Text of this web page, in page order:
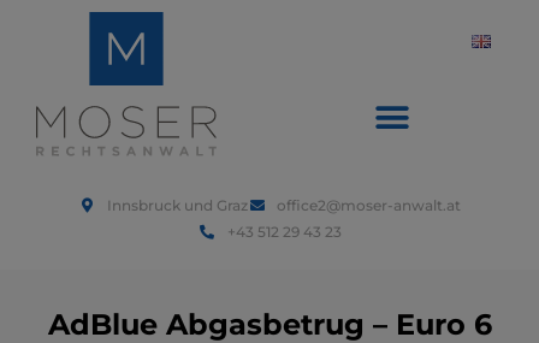
Innsbruck und Graz
office2@moser-anwalt.at
+43 512 29 43 23
AdBlue Abgasbetrug – Euro 6